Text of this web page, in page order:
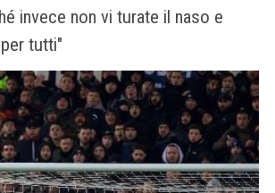
invece non vi turate il naso e
tutti"